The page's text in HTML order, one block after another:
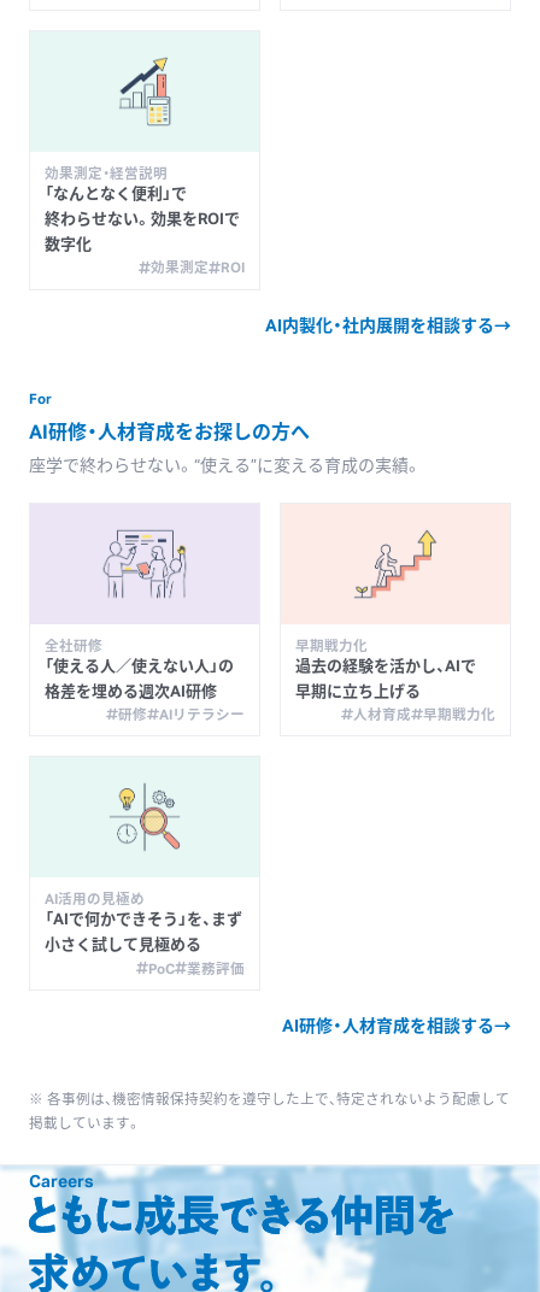
効果測定・経営説明
「なんとなく便利」で
終わらせない。 効果をROIで
数字化
効果測定 ROI
AI内製化・社内展開を相談する→
For
AI研修・人材育成をお探しの方へ
座学で終わらせない。 “使える”に変える育成の実績。
全社研修
「使える人／使えない人」の
格差を埋める週次AI研修
研修 AIリテラシー
早期戦力化
過去の経験を活かし、AIで
早期に立ち上げる
人材育成 早期戦力化
AI活用の見極め
「AIで何かできそう」を、 まず
小さく試して見極める
PoC 業務評価
AI研修・人材育成を相談する→
※ 各事例は、機密情報保持契約を遵守した上で、特定されないよう配慮して
掲載しています。
Careers